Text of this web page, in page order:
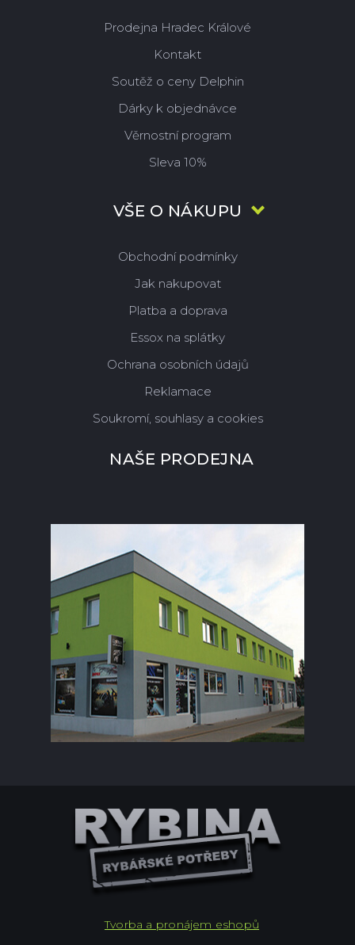
Prodejna Hradec Králové
Kontakt
Soutěž o ceny Delphin
Dárky k objednávce
Věrnostní program
Sleva 10%
VŠE O NÁKUPU
Obchodní podmínky
Jak nakupovat
Platba a doprava
Essox na splátky
Ochrana osobních údajů
Reklamace
Soukromí, souhlasy a cookies
NAŠE PRODEJNA
Tvorba a pronájem eshopů